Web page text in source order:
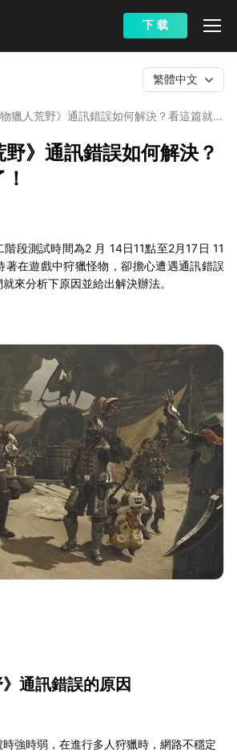
下 载
物獵人荒野》通訊錯誤如何解決？看這篇就夠
繁體中文
野》通訊錯誤如何解決？
階段測試時間為2 月 14日11點至2月17日 11
著在遊戲中狩獵怪物，卻擔心遭遇通訊錯誤
來分析下原因並給出解決辦法。
》通訊錯誤的原因
時強時弱，在進行多人狩獵時，網路不穩定